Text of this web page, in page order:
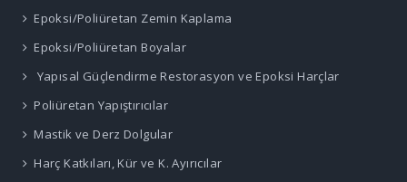
Epoksi/Poliüretan Zemin Kaplama
Epoksi/Poliüretan Boyalar
Yapısal Güçlendirme Restorasyon ve Epoksi Harçlar
Poliüretan Yapıştırıcılar
Mastik ve Derz Dolgular
Harç Katkıları, Kür ve K. Ayırıcılar